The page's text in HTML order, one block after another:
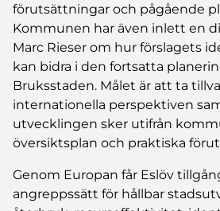
förutsättningar och pågående
Kommunen har även inlett en
Marc Rieser om hur förslagets
kan bidra i den fortsatta
Bruksstaden. Målet är att ta
internationella perspektiven
utvecklingen sker utifrån
översiktsplan och praktiska
Genom Europan får Eslöv
angreppssätt för hållbar